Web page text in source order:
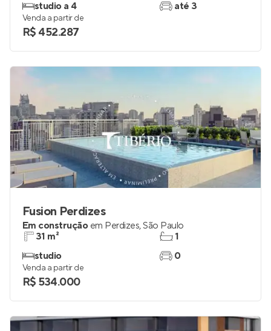
studio a 4 até 3
Venda a partir de
R$ 452.287
Fusion Perdizes
Em construção em Perdizes,São Paulo
31 m²
studio
1
0
Venda a partir de
R$ 534.000